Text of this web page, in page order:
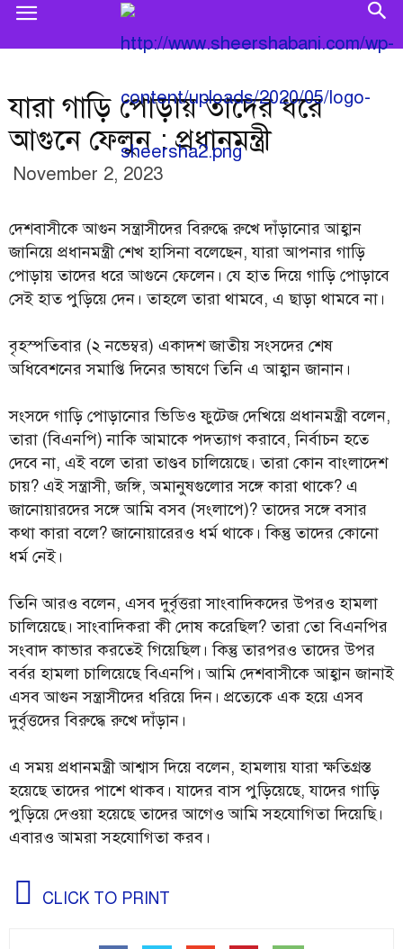
যারা গাড়ি পোড়ায় তাদের ধরে
আগুনে ফেলুন : প্রধানমন্ত্রী
November 2, 2023
দেশবাসীকে আগুন সন্ত্রাসীদের বিরুদ্ধে রুখে দাঁড়ানোর আহ্বান
জানিয়ে প্রধানমন্ত্রী শেখ হাসিনা বলেছেন, যারা আপনার গাড়ি
পোড়ায় তাদের ধরে আগুনে ফেলেন। যে হাত দিয়ে গাড়ি পোড়াবে
সেই হাত পুড়িয়ে দেন। তাহলে তারা থামবে, এ ছাড়া থামবে না।
বৃহস্পতিবার (২ নভেম্বর) একাদশ জাতীয় সংসদের শেষ
অধিবেশনের সমাপ্তি দিনের ভাষণে তিনি এ আহ্বান জানান।
সংসদে গাড়ি পোড়ানোর ভিডিও ফুটেজ দেখিয়ে প্রধানমন্ত্রী বলেন,
তারা (বিএনপি) নাকি আমাকে পদত্যাগ করাবে, নির্বাচন হতে
দেবে না, এই বলে তারা তাণ্ডব চালিয়েছে। তারা কোন বাংলাদেশ
চায়? এই সন্ত্রাসী, জঙ্গি, অমানুষগুলোর সঙ্গে কারা থাকে? এ
জানোয়ারদের সঙ্গে আমি বসব (সংলাপে)? তাদের সঙ্গে বসার
কথা কারা বলে? জানোয়ারেরও ধর্ম থাকে। কিন্তু তাদের কোনো
ধর্ম নেই।
তিনি আরও বলেন, এসব দুর্বৃত্তরা সাংবাদিকদের উপরও হামলা
চালিয়েছে। সাংবাদিকরা কী দোষ করেছিল? তারা তো বিএনপির
সংবাদ কাভার করতেই গিয়েছিল। কিন্তু তারপরও তাদের উপর
বর্বর হামলা চালিয়েছে বিএনপি। আমি দেশবাসীকে আহ্বান জানাই
এসব আগুন সন্ত্রাসীদের ধরিয়ে দিন। প্রত্যেকে এক হয়ে এসব
দুর্বৃত্তদের বিরুদ্ধে রুখে দাঁড়ান।
এ সময় প্রধানমন্ত্রী আশ্বাস দিয়ে বলেন, হামলায় যারা ক্ষতিগ্রস্ত
হয়েছে তাদের পাশে থাকব। যাদের বাস পুড়িয়েছে, যাদের গাড়ি
পুড়িয়ে দেওয়া হয়েছে তাদের আগেও আমি সহযোগিতা দিয়েছি।
এবারও আমরা সহযোগিতা করব।
CLICK TO PRINT